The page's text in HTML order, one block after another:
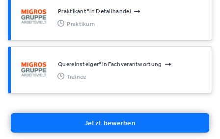
Praktikant*​in Detailhandel
Praktikum
Quereinsteiger*​in Fachverantwortung
Trainee
Jetzt bewerben